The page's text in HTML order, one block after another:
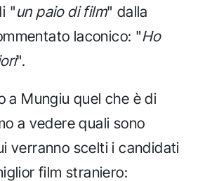
"un paio di film" dalla
laconico: "Ho
".
a Mungiu quel che è di
a vedere quali sono
verranno scelti i candidati
film straniero: